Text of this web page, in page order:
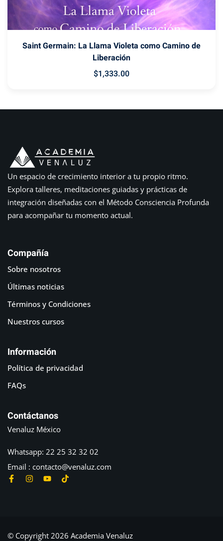
Saint Germain: La Llama Violeta como Camino de
Liberación
$1,333.00
Un espacio de crecimiento interior a tu propio ritmo.
Explora talleres, meditaciones guiadas y prácticas de
integración diseñadas con el Método Consciencia Profunda
para acompañar tu momento actual.
Compañía
Sobre nosotros
Últimas noticias
Términos y Condiciones
Nuestros cursos
Información
Política de privacidad
FAQs
Contáctanos
Venaluz México
Whatsapp: 22 25 32 32 02
Email : contacto@venaluz.com
© Copyright 2026 Academia Venaluz